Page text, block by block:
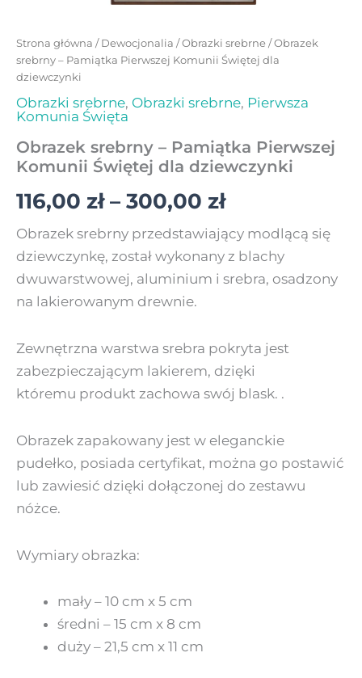
Strona główna /Dewocjonalia /Obrazki srebrne/ Obrazek
srebrny – Pamiątka Pierwszej Komunii Świętej dla
dziewczynki
Obrazki srebrne, Obrazki srebrne, Pierwsza
Komunia Święta
Obrazek srebrny – Pamiątka Pierwszej
Komunii Świętej dla dziewczynki
116,00 zł – 300,00 zł
Obrazek srebrny przedstawiający modlącą się
dziewczynkę, został wykonany z blachy
dwuwarstwowej, aluminium i srebra, osadzony
na lakierowanym drewnie.
Zewnętrzna warstwa srebra pokryta jest
zabezpieczającym lakierem, dzięki
któremu produkt zachowa swój blask. .
Obrazek zapakowany jest w eleganckie
pudełko, posiada certyfikat, można go postawić
lub zawiesić dzięki dołączonej do zestawu
nóżce.
Wymiary obrazka:
mały – 10 cm x 5 cm
średni – 15 cm x 8 cm
duży – 21,5 cm x 11 cm